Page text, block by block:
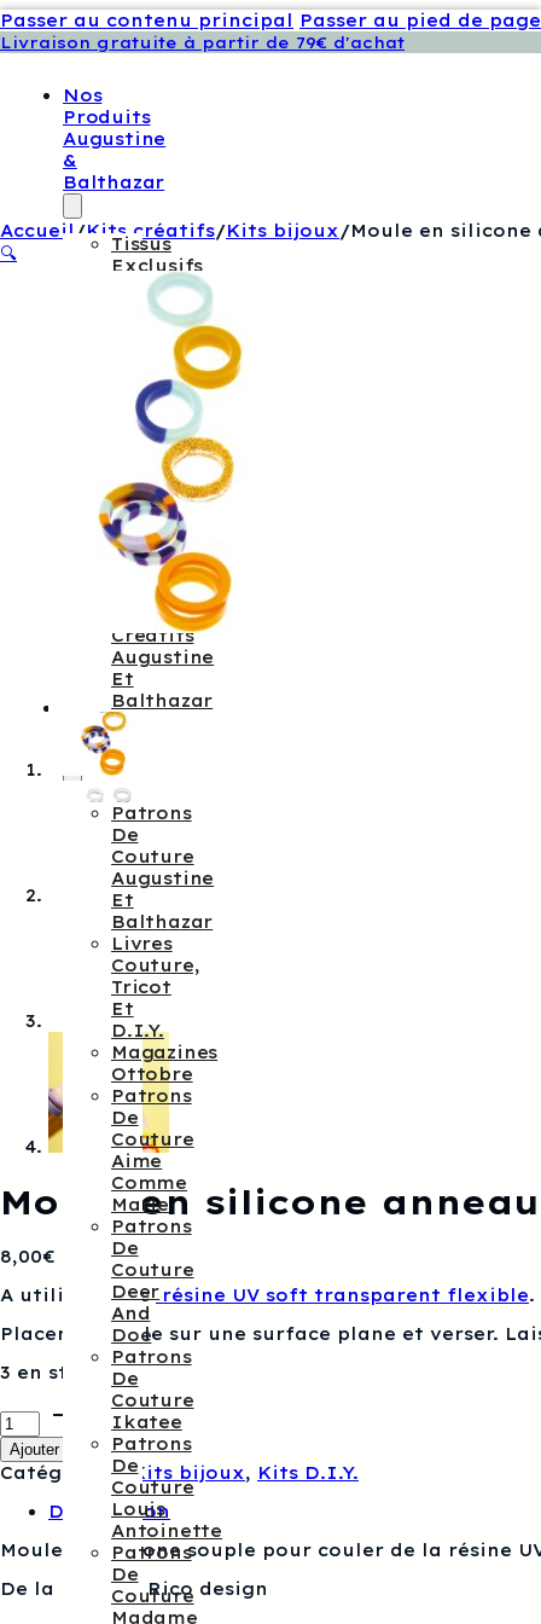
Passer au contenu principal Passer au pied de page
Livraison gratuite à partir de 79€ d'achat
Nos
Produits
Augustine
&
Balthazar
Tissus
Exclusifs
Augustine
Balthazar
Patrons
Couture
Augustine
Balthazar
Boutons
Et
Étiquettes
Augustine
Balthazar
Créatifs
Augustine
Et
Balthazar
Patrons
De
Couture
Patrons
De
Couture
Augustine
Et
Balthazar
Livres
Couture,
Tricot
Et
D.I.Y.
Magazines
Ottobre
Patrons
De
Couture
Aime
Comme
Marie
Patrons
De
Couture
Deer
And
Doe
Patrons
De
Couture
Ikatee
Patrons
De
Couture
Louis
Antoinette
Patrons
De
Couture
Madame
Accueil /Kits créatifs/Kits bijoux/Moule en
🔍
Moule en silicone
8,00€
A utiliser avecrésine UV soft transparent flexible.
Placer le moule sur une surface plane et verser.
3 en stock
quantité
de
Moule
en
anneaux
étroits
Ajouter au panier
Catégories :Kits bijoux, Kits D.I.Y.
Description
Moule en silicone souple pour couler de la résine
De la marque Rico design